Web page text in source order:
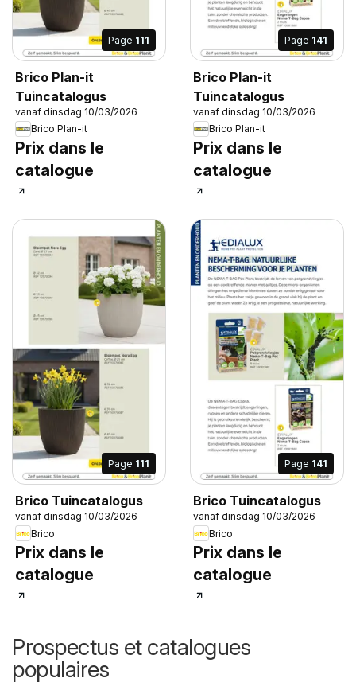
Page 111
Brico Plan-it
Tuincatalogus
vanaf dinsdag 10/03/2026
Brico Plan-it
Prix dans le
catalogue
Page 141
Brico Plan-it
Tuincatalogus
vanaf dinsdag 10/03/2026
Brico Plan-it
Prix dans le
catalogue
Page 111
Brico Tuincatalogus
vanaf dinsdag 10/03/2026
Brico
Prix dans le
catalogue
Page 141
Brico Tuincatalogus
vanaf dinsdag 10/03/2026
Brico
Prix dans le
catalogue
Prospectus et catalogues
populaires